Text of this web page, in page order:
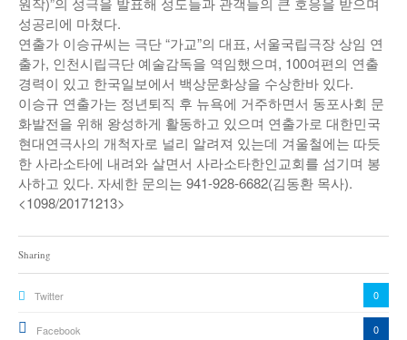
골프
성공리에 마쳤다.
연출가 이승규씨는 극단 “가교”의 대표, 서울국립극장 상임 연
출가, 인천시립극단 예술감독을 역임했으며, 100여편의 연출
경력이 있고 한국일보에서 백상문화상을 수상한바 있다.
이승규 연출가는 정년퇴직 후 뉴욕에 거주하면서 동포사회 문
화발전을 위해 왕성하게 활동하고 있으며 연출가로 대한민국
현대연극사의 개척자로 널리 알려져 있는데 겨울철에는 따듯
한 사라소타에 내려와 살면서 사라소타한인교회를 섬기며 봉
사하고 있다. 자세한 문의는 941-928-6682(김동환 목사).
<1098/20171213>
Sharing
Twitter 0
Facebook 0